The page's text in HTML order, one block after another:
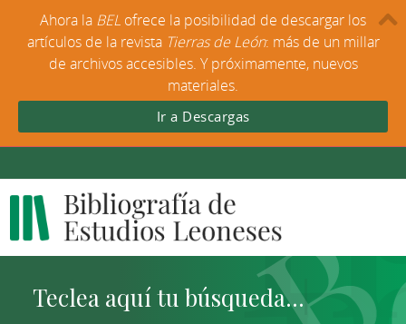
Ahora la BEL ofrece la posibilidad de descargar los
artículos de la revista Tierras de León: más de un millar
de archivos accesibles. Y próximamente, nuevos
materiales.
Ir a Descargas